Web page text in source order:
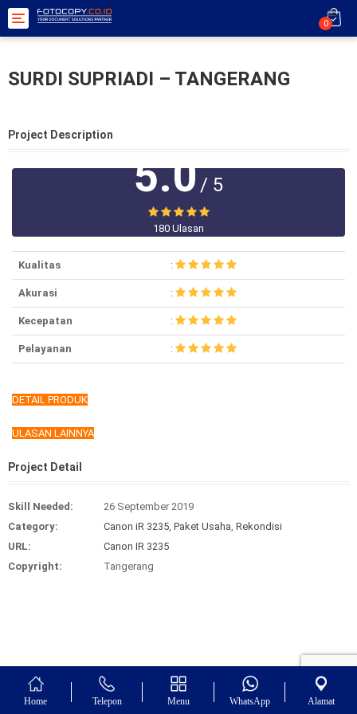
Toggle
navigation
0
SURDI SUPRIADI – TANGERANG
Project Description
5.0/ 5
180 Ulasan
Kualitas :
Akurasi :
Kecepatan :
Pelayanan :
DETAIL PRODUK
ULASAN LAINNYA
Project Detail
Skill Needed:
26 September 2019
Category:
Canon iR 3235, Paket Usaha, Rekondisi
URL:
Canon IR 3235
Copyright:
Tangerang
Home Telepon Menu WhatsApp Alamat